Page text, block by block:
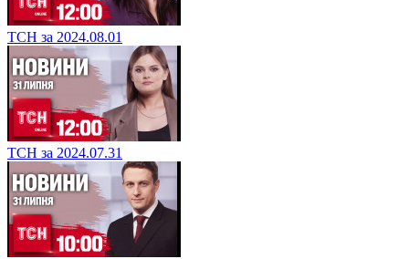
ТСН за 2024.08.01
ТСН за 2024.07.31